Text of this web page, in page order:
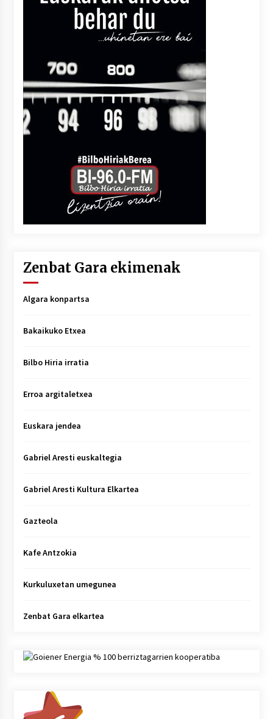
Zenbat Gara ekimenak
Algara konpartsa
Bakaikuko Etxea
Bilbo Hiria irratia
Erroa argitaletxea
Euskara jendea
Gabriel Aresti euskaltegia
Gabriel Aresti Kultura Elkartea
Gazteola
Kafe Antzokia
Kurkuluxetan umegunea
Zenbat Gara elkartea